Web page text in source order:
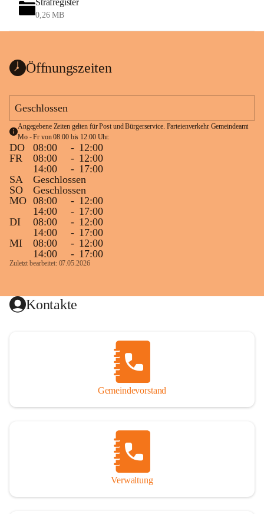
Strafregister
0,26 MB
Öffnungszeiten
Geschlossen
Angegebene Zeiten gelten für Post und Bürgerservice. Parteienverkehr Gemeindeamt
Mo - Fr von 08:00 bis 12:00 Uhr.
DO 08:00 - 12:00
FR
08:00 - 12:00
14:00
- 17:00
SA
Geschlossen
SO
Geschlossen
MO 08:00 - 12:00
14:00
- 17:00
DI
08:00 - 12:00
14:00
- 17:00
MI
08:00 - 12:00
14:00
- 17:00
Zuletzt bearbeitet: 07.05.2026
Kontakte
Gemeindevorstand
Verwaltung